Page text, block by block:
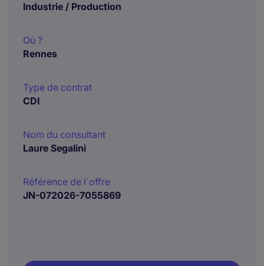
Industrie / Production
Où ?
Rennes
Type de contrat
CDI
Nom du consultant
Laure Segalini
Référence de l´offre
JN-072026-7055869